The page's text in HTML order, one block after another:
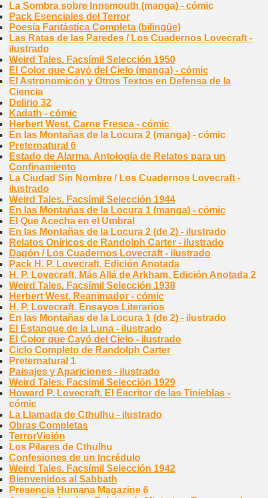
La Sombra sobre Innsmouth (manga) - cómic
Pack Esenciales del Terror
Poesía Fantástica Completa (bilingüe)
Las Ratas de las Paredes / Los Cuadernos Lovecraft -
ilustrado
Weird Tales. Facsímil Selección 1950
El Color que Cayó del Cielo (manga) - cómic
El Astronomicón y Otros Textos en Defensa de la
Ciencia
Delirio 32
Kadath - cómic
Herbert West. Carne Fresca - cómic
En las Montañas de la Locura 2 (manga) - cómic
Preternatural 6
Estado de Alarma. Antología de Relatos para un
Confinamiento
La Ciudad Sin Nombre / Los Cuadernos Lovecraft -
ilustrado
Weird Tales. Facsímil Selección 1944
En las Montañas de la Locura 1 (manga) - cómic
El Que Acecha en el Umbral
En las Montañas de la Locura 2 (de 2) - ilustrado
Relatos Oníricos de Randolph Carter - ilustrado
Dagón / Los Cuadernos Lovecraft - ilustrado
Pack H. P. Lovecraft. Edición Anotada
H. P. Lovecraft, Más Allá de Arkham. Edición Anotada 2
Weird Tales. Facsímil Selección 1938
Herbert West. Reanimador - cómic
H. P. Lovecraft. Ensayos Literarios
En las Montañas de la Locura 1 (de 2) - ilustrado
El Estanque de la Luna - ilustrado
El Color que Cayó del Cielo - ilustrado
Ciclo Completo de Randolph Carter
Preternatural 1
Paisajes y Apariciones - ilustrado
Weird Tales. Facsímil Selección 1929
Howard P. Lovecraft. El Escritor de las Tinieblas -
cómic
La Llamada de Cthulhu - ilustrado
Obras Completas
TerrorVisión
Los Pilares de Cthulhu
Confesiones de un Incrédulo
Weird Tales. Facsímil Selección 1942
Bienvenidos al Sabbath
Presencia Humana Magazine 6